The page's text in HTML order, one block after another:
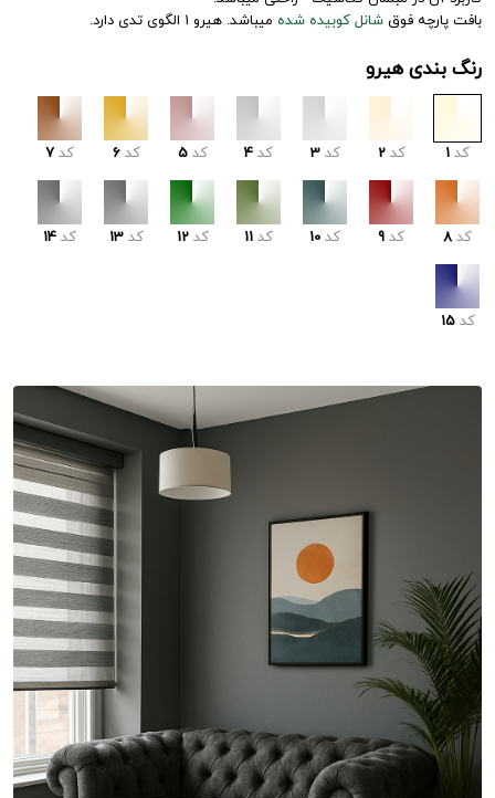
بافت پارچه فوق شانل کوبیده شده میباشد. هیرو 1 الگوی تدی دارد.
رنگ بندی هیرو
کد 1 کد 2 کد 3 کد 4 کد 5 کد 6 کد 7
کد 8 کد 9 کد 10 کد 11 کد 12 کد 13 کد 14
کد 15